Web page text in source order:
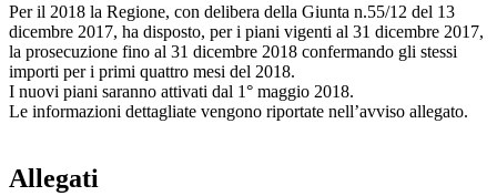
Per il 2018 la Regione, con delibera della Giunta n.55/12 del 13
dicembre 2017, ha disposto, per i piani vigenti al 31 dicembre 2017,
la prosecuzione fino al 31 dicembre 2018 confermando gli stessi
importi per i primi quattro mesi del 2018.
I nuovi piani saranno attivati dal 1° maggio 2018.
Le informazioni dettagliate vengono riportate nell’avviso allegato.
Allegati